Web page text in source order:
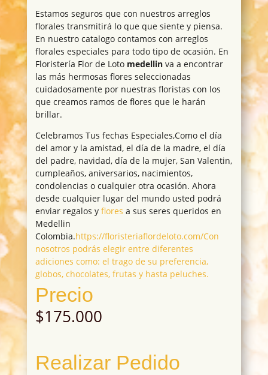
Estamos seguros que con nuestros arreglos
florales transmitirá lo que que siente y piensa.
En nuestro catalogo contamos con arreglos
florales especiales para todo tipo de ocasión. En
Floristería Flor de Loto medellinva a encontrar
las más hermosas flores seleccionadas
cuidadosamente por nuestras floristas con los
que creamos ramos de flores que le harán
brillar.
Celebramos Tus fechas Especiales,Como el día
del amor y la amistad, el día de la madre, el día
del padre, navidad, día de la mujer, San Valentin,
cumpleaños, aniversarios, nacimientos,
condolencias o cualquier otra ocasión. Ahora
desde cualquier lugar del mundo usted podrá
enviar regalos y flores a sus seres queridos en
Medellin
Colombia.https://floristeriaflordeloto.com/Con
nosotros podrás elegir entre diferentes
adiciones como: el trago de su preferencia,
globos, chocolates, frutas y hasta peluches.
Precio
$175.000
Realizar Pedido